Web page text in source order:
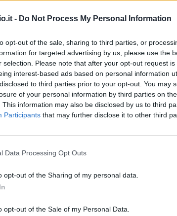
- Do Not Process My Personal Information
opt-out of the sale, sharing to third parties, or
for targeted advertising by us, please use the
selection. Please note that after your opt-out request
interest-based ads based on personal information
to third parties prior to your opt-out. You may
of your personal information by third parties on
This information may also be disclosed by us to third
Participants that may further disclose it to other third
Data Processing Opt Outs
opt-out of the Sharing of my personal data.
opt-out of the Sale of my Personal Data.
a Salerno?
gli acciaccati Beto e Success,avanti
iniziale panchina per Arslan. Corsie
ma quest'ultimo apparso sottotono
guardarsi dalla concorrenza di
1' scontata la squalifica.